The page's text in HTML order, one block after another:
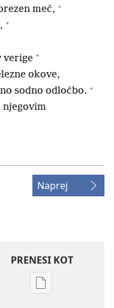
meč, +
+
verige +
okove,
sodno odločbo. +
njegovim
Naprej
PRENESI KOT
Možnosti